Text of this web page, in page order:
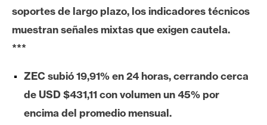
E
e
r
e
u
soportes de largo plazo, los indicadores técnicos
muestran señales mixtas que exigen cautela.
***
ZEC subió 19,91% en 24 horas, cerrando cerca
de USD $431,11 con volumen un 45% por
encima del promedio mensual.